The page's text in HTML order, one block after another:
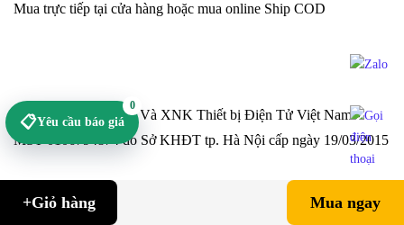
+Giỏ hàng Mua ngay
Cty TNHH Sản Xuất Và XNK Thiết bị Điện Tử Việt Nam -
MST 0106794874 do Sở KHĐT tp. Hà Nội cấp ngày 19/03/2015
Mua trực tiếp tại cửa hàng hoặc mua online Ship COD
📋Yêu cầu báo giá
0